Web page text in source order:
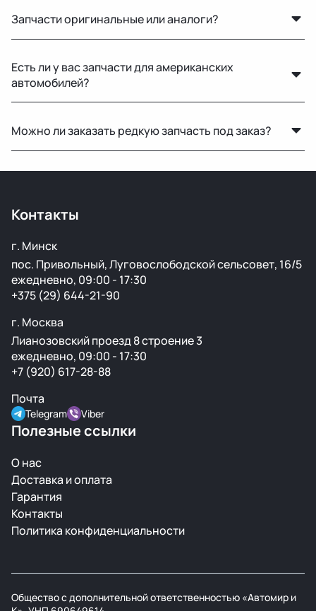
Запчасти оригинальные или аналоги?
копиями — все детали снимаются с автомобилей с
минимальным пробегом.
Есть ли у вас запчасти для американских
автомобилей?
Benz, Toyota, Lexus, GMC, Chevrolet и других
популярных марок.
Можно ли заказать редкую запчасть под заказ?
Контакты
г. Минск
пос. Привольный, Луговослободской сельсовет, 16/5
ежедневно, 09:00 - 17:30
+375 (29) 644-21-90
г. Москва
Лианозовский проезд 8 строение 3
ежедневно, 09:00 - 17:30
+7 (920) 617-28-88
Почта
Telegram Viber
Полезные ссылки
О нас
Доставка и оплата
Гарантия
Контакты
Политика конфиденциальности
Общество с дополнительной ответственностью «Автомир и